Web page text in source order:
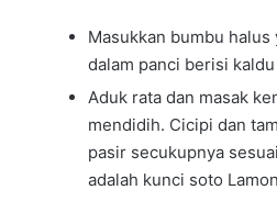
Masukkan bumbu
dalam panci berisi kaldu
Aduk rata dan masak
mendidih. Cicipi dan
pasir secukupnya
adalah kunci soto